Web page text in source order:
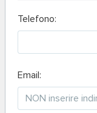
Telefono:
Email: